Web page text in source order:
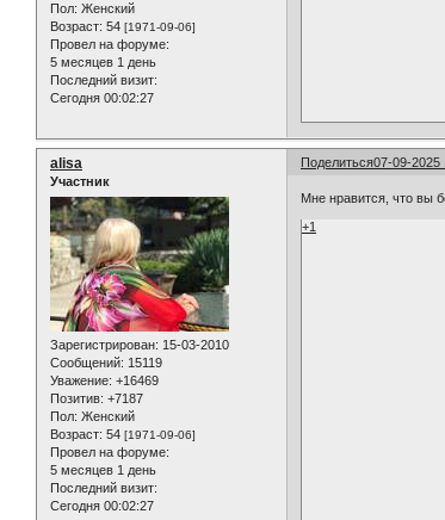
Пол: Женский
Возраст: 54 [1971-09-06]
Провел на форуме:
5 месяцев 1 день
Последний визит:
Сегодня 00:02:27
Поделиться07-09-2025
alisa
Участник
Зарегистрирован: 15-03-2010
Сообщений: 15119
Уважение: +16469
Позитив: +7187
Пол: Женский
Возраст: 54 [1971-09-06]
Провел на форуме:
5 месяцев 1 день
Последний визит:
Сегодня 00:02:27
Мне нравится, что вы
+1